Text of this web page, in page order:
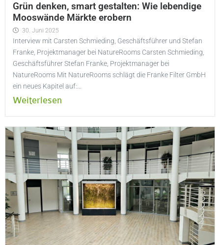
Grün denken, smart gestalten: Wie lebendige
Mooswände Märkte erobern
30. Juni 2025
Interview mit Carsten Schmieding, Geschäftsführer und Stefan
Franke, Projektmanager bei NatureRooms Carsten Schmieding,
Geschäftsführer Stefan Franke, Projektmanager bei
NatureRooms Mit NatureRooms schlägt die Franke Filter GmbH
ein neues Kapitel auf:...
Weiterlesen